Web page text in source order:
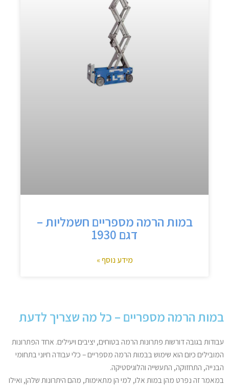
במות הרמה מספריים חשמליות –
דגם 1930
מידע נוסף »
במות הרמה מספריים – כל מה שצריך לדעת
עבודות בגובה דורשות פתרונות הרמה בטוחים, יציבים ויעילים. אחד הפתרונות
המובילים כיום הוא שימוש בבמות הרמה מספריים – כלי עבודה חיוני בתחומי
הבנייה, התחזוקה, התעשייה והלוגיסטיקה.
במאמר זה נפרט מהן במות אלו, למי הן מתאימות, מהם היתרונות שלהן, ואילו